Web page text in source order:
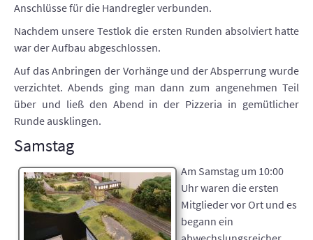
Anschlüsse für die Handregler verbunden.
Nachdem unsere Testlok die ersten Runden absolviert hatte
war der Aufbau abgeschlossen.
Auf das Anbringen der Vorhänge und der Absperrung wurde
verzichtet. Abends ging man dann zum angenehmen Teil
über und ließ den Abend in der Pizzeria in gemütlicher
Runde ausklingen.
Samstag
Am Samstag um 10:00
Uhr waren die ersten
Mitglieder vor Ort und es
begann ein